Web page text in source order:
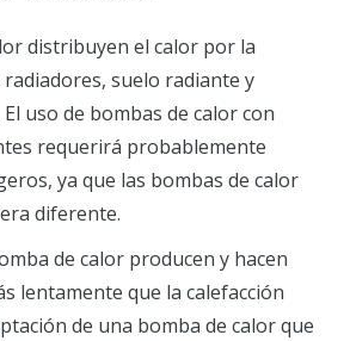
distribuyen el calor por la
suelo radiante y
uso de bombas de calor con
requerirá probablemente
ya que las bombas de calor
diferente.
de calor producen y hacen
lentamente que la calefacción
de una bomba de calor que